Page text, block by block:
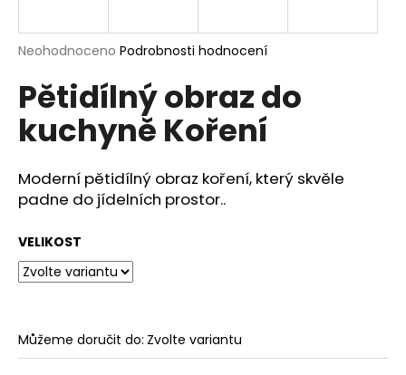
Průměrné
produktu
je
0,0
hvězdiček.
Neohodnoceno Podrobnosti hodnocení
Pětidílný obraz do
kuchyně Koření
Moderní pětidílný obraz koření, který skvěle
padne do jídelních prostor..
VELIKOST
Můžeme doručit do: Zvolte variantu
j
t
?
HLEDAT
D
p
o